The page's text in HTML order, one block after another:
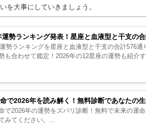
を大事にしていきましょう。
運勢ランキング発表！星座と血液型と干支の
勢ランキングを星座と血液型と干支の合計576
も合わせて鑑定！2026年の12星座の運勢も紹介
で2026年を読み解く！無料診断であなたの
で2026年の運勢をズバリ診断！無料で未来の運
みてください。...